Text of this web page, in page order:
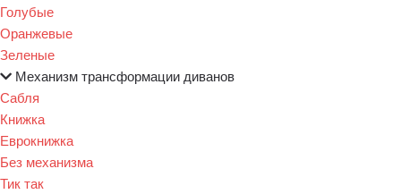
Голубые
Оранжевые
Зеленые
Механизм трансформации диванов
Сабля
Книжка
Еврокнижка
Без механизма
Тик так